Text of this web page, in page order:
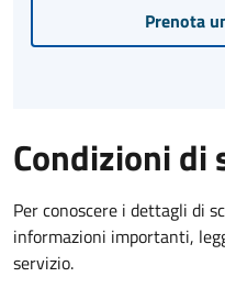
Prenota
Condizioni di
Per conoscere i dettagli di
informazioni importanti,
servizio.